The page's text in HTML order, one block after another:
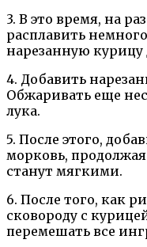
3. В это время, на
расплавить
нарезанную курицу
4. Добавить
Обжаривать еще
лука.
5. После этого,
морковь,
станут мягкими.
6. После того, как
сковороду с
перемешать все